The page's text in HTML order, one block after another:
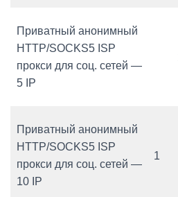
Приватный анонимный
HTTP/SOCKS5 ISP
прокси для соц. сетей —
5 IP
Приватный анонимный
HTTP/SOCKS5 ISP
прокси для соц. сетей —
10 IP
1